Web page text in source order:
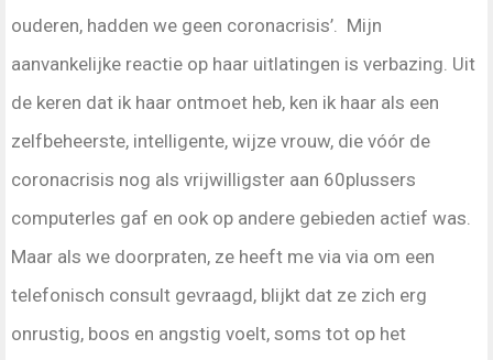
ouderen, hadden we geen coronacrisis’. Mijn
aanvankelijke reactie op haar uitlatingen is verbazing. Uit
de keren dat ik haar ontmoet heb, ken ik haar als een
zelfbeheerste, intelligente, wijze vrouw, die vóór de
coronacrisis nog als vrijwilligster aan 60plussers
computerles gaf en ook op andere gebieden actief was.
Maar als we doorpraten, ze heeft me via via om een
telefonisch consult gevraagd, blijkt dat ze zich erg
onrustig, boos en angstig voelt, soms tot op het